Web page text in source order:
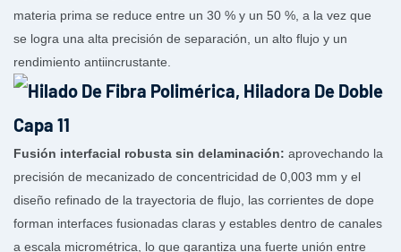
materia prima se reduce entre un 30 % y un 50 %, a la vez que
se logra una alta precisión de separación, un alto flujo y un
rendimiento antiincrustante.
Fusión interfacial robusta sin delaminación: aprovechando la
precisión de mecanizado de concentricidad de 0,003 mm y el
diseño refinado de la trayectoria de flujo, las corrientes de dope
forman interfaces fusionadas claras y estables dentro de canales
a escala micrométrica, lo que garantiza una fuerte unión entre